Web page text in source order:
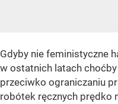
Gdyby nie feministyczne
w ostatnich latach
przeciwko ograniczaniu
robótek ręcznych prędko